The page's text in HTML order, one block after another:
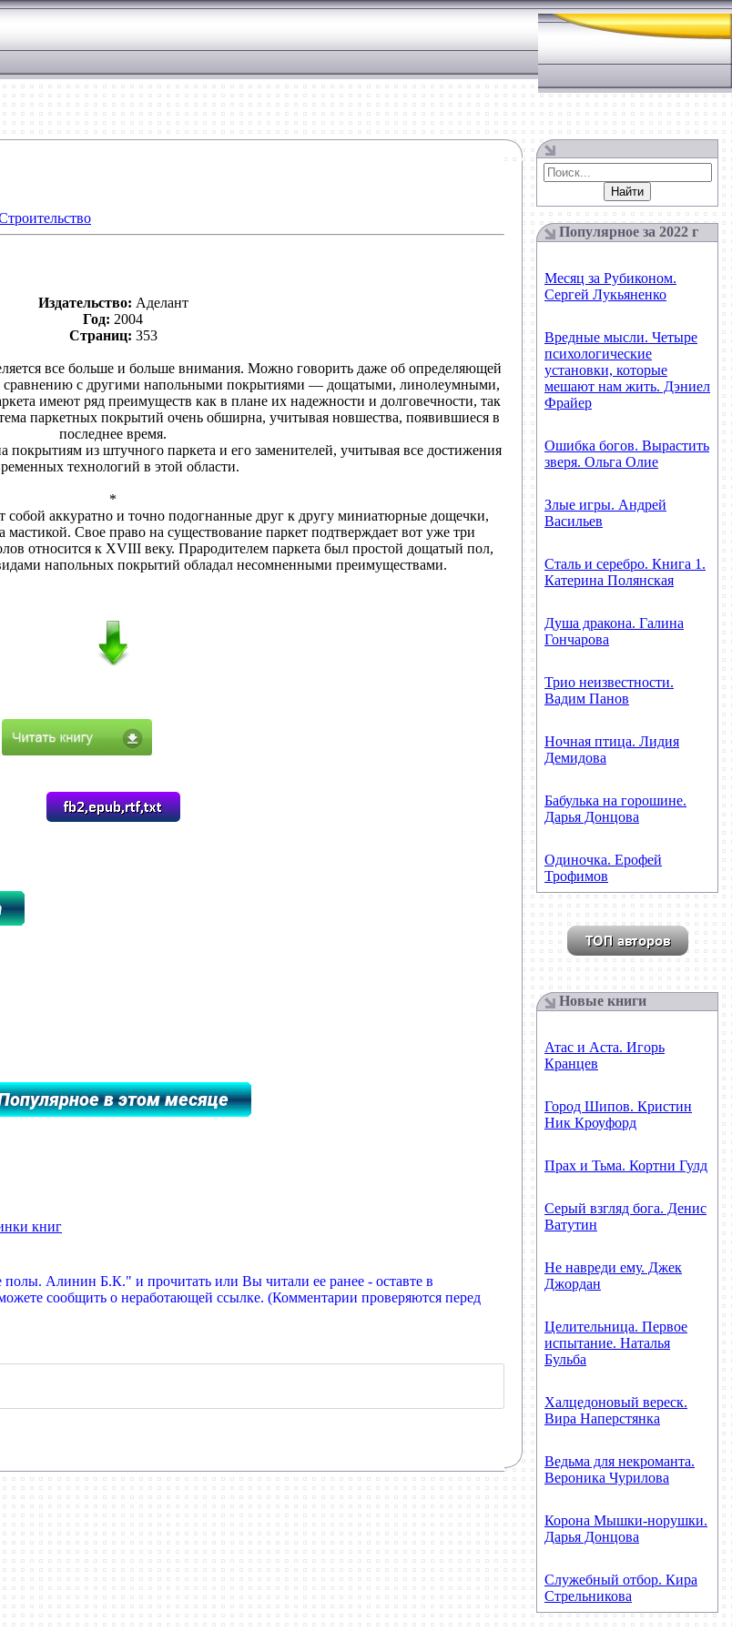
Издательство: Аделант
Год: 2004
Страниц: 353
все больше и больше внимания. Можно говорить даже об определяющей
сравнению с другими напольными покрытиями — дощатыми, линолеумными,
имеют ряд преимуществ как в плане их надежности и долговечности, так
паркетных покрытий очень обширна, учитывая новшества, появившиеся в
последнее время.
из штучного паркета и его заменителей, учитывая все достижения
технологий в этой области.
*
собой аккуратно и точно подогнанные друг к другу миниатюрные дощечки,
Свое право на существование паркет подтверждает вот уже три
относится к XVIII веку. Прародителем паркета был простой дощатый пол,
напольных покрытий обладал несомненными преимуществами.
книг
полы. Алинин Б.К." и прочитать или Вы читали ее ранее - оставте в
сообщить о неработающей ссылке. (Комментарии проверяются перед
Популярное за 2022 г
Месяц за Рубиконом.
Сергей Лукьяненко
Вредные мысли. Четыре
психологические
установки, которые
мешают нам жить. Дэниел
Фрайер
Ошибка богов. Вырастить
зверя. Ольга Олие
Злые игры. Андрей
Васильев
Сталь и серебро. Книга 1.
Катерина Полянская
Душа дракона. Галина
Гончарова
Трио неизвестности.
Вадим Панов
Ночная птица. Лидия
Демидова
Бабулька на горошине.
Дарья Донцова
Одиночка. Ерофей
Трофимов
Новые книги
Атас и Аста. Игорь
Кранцев
Город Шипов. Кристин
Ник Кроуфорд
Прах и Тьма. Кортни Гулд
Серый взгляд бога. Денис
Ватутин
Не навреди ему. Джек
Джордан
Целительница. Первое
испытание. Наталья
Бульба
Халцедоновый вереск.
Вира Наперстянка
Ведьма для некроманта.
Вероника Чурилова
Корона Мышки-норушки.
Дарья Донцова
Служебный отбор. Кира
Стрельникова